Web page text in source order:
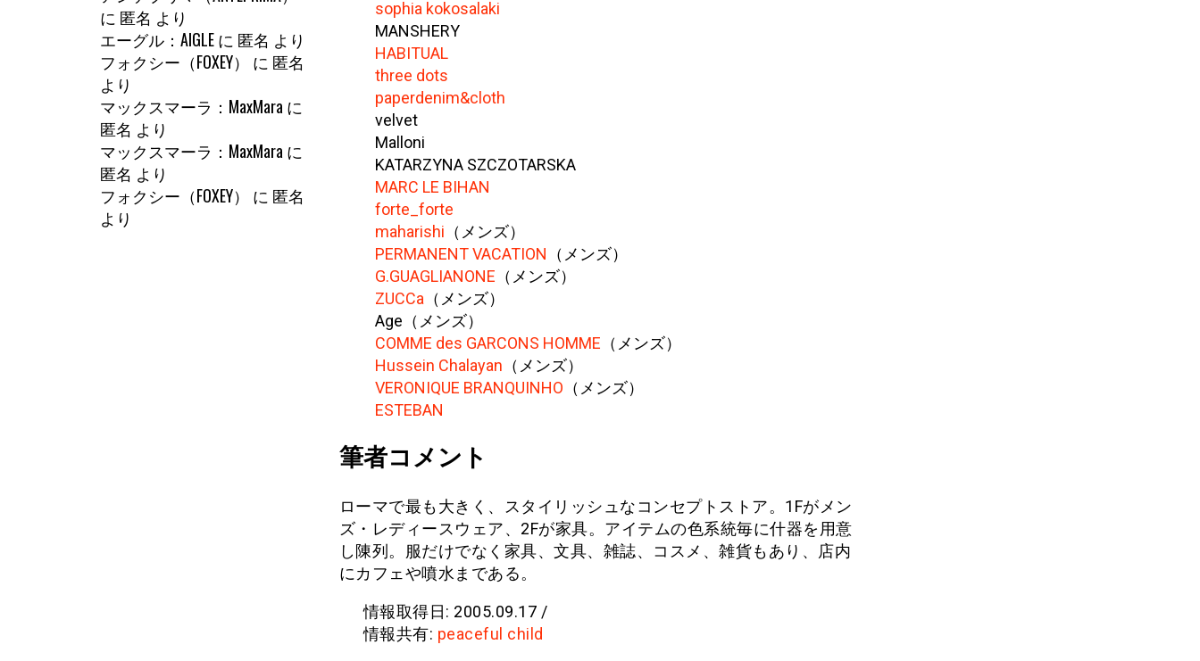
sophia kokosalaki
MANSHERY
HABITUAL
three dots
paperdenim&cloth
velvet
Malloni
KATARZYNA SZCZOTARSKA
MARC LE BIHAN
forte_forte
maharishi （メンズ）
PERMANENT VACATION （メンズ）
G.GUAGLIANONE （メンズ）
ZUCCa （メンズ）
Age （メンズ）
COMME des GARCONS HOMME （メンズ）
Hussein Chalayan （メンズ）
VERONIQUE BRANQUINHO （メンズ）
ESTEBAN
筆者コメント
ローマで最も大きく、スタイリッシュなコンセプトストア。1Fがメン
ズ・レディースウェア、2Fが家具。アイテムの色系統毎に什器を用意
し陳列。服だけでなく家具、文具、雑誌、コスメ、雑貨もあり、店内
にカフェや噴水まである。
情報取得日: 2005.09.17 /
情報共有: peaceful child
に 匿名 より
エーグル：AIGLEに 匿名 より
フォクシー（FOXEY）
に 匿名
より
マックスマーラ：MaxMaraに
匿名 より
マックスマーラ：MaxMaraに
匿名 より
フォクシー（FOXEY）
に 匿名
より